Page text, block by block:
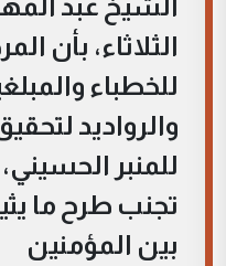
الشيخ عبد
الثلاثاء، بأن
للخطباء
والرواديد
للمنبر
تجنب طرح ما
بين المؤمنين